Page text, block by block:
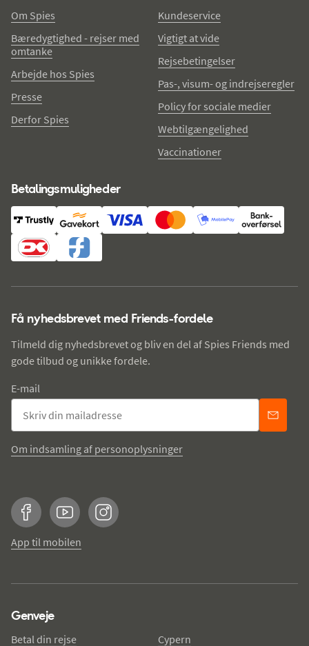
Om Spies
Bæredygtighed - rejser med
omtanke
Arbejde hos Spies
Presse
Derfor Spies
Kundeservice
Vigtigt at vide
Rejsebetingelser
Pas-, visum- og indrejseregler
Policy for sociale medier
Webtilgængelighed
Vaccinationer
Betalingsmuligheder
Få nyhedsbrevet med Friends-fordele
Tilmeld dig nyhedsbrevet og bliv en del af Spies Friends med
gode tilbud og unikke fordele.
E-mail
Om indsamling af personoplysninger
FacebookYouTubeInstagram
App til mobilen
Genveje
Betal din rejse
Cypern